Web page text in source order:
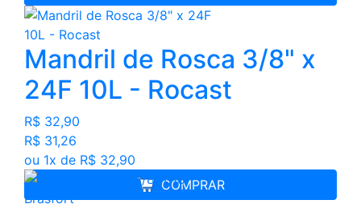
Mandril de Rosca 3/8" x
24F 10L - Rocast
R$ 32,90
R$ 31,26
ou 1x de R$ 32,90
COMPRAR